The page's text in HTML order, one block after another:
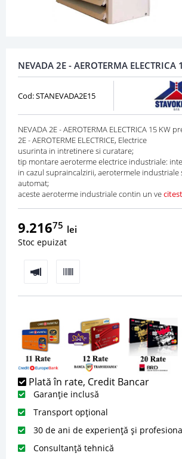
NEVADA 2E - AEROTERMA ELECTRICA
Cod: STANEVADA2E15
NEVADA 2E - AEROTERMA ELECTRICA 15 KW
2E - AEROTERME ELECTRICE, Electrice
usurinta in intretinere si curatare;
tip montare aeroterme electrice industriale:
in cazul supraincalzirii, aerotermele
automat;
aceste aeroterme industriale contin un ve
9.21675 lei
Stoc epuizat
Plată în rate, Credit Bancar
Garanție inclusă
Transport opțional
30 de ani de experiență și
Consultanță tehnică